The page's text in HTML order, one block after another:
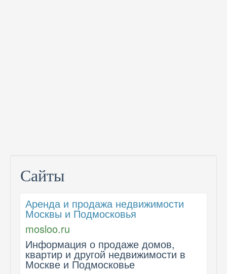
Сайты
Аренда и продажа недвижимости
Москвы и Подмосковья
mosloo.ru
Информация о продаже домов,
квартир и другой недвижимости в
Москве и Подмосковье